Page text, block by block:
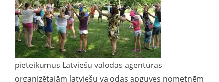
pieteikumus Latviešu valodas aģentūras
organizētajām latviešu valodas apguves nometnēm